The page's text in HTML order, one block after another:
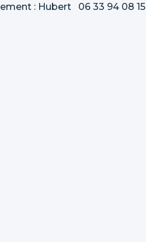
: Hubert 06 33 94 08 15